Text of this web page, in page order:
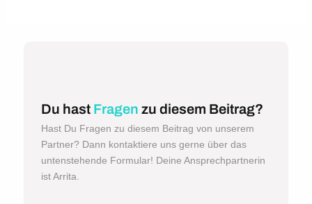
Du hast Fragen zu diesem Beitrag?
Hast Du Fragen zu diesem Beitrag von unserem
Partner? Dann kontaktiere uns gerne über das
untenstehende Formular! Deine Ansprechpartnerin
ist Arrita.